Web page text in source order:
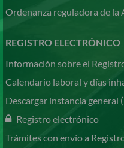
Ordenanza reguladora de
REGISTRO ELECTRÓNICO
Información sobre el
Calendario laboral y días
Descargar instancia general
Registro electrónico
Trámites con envío a